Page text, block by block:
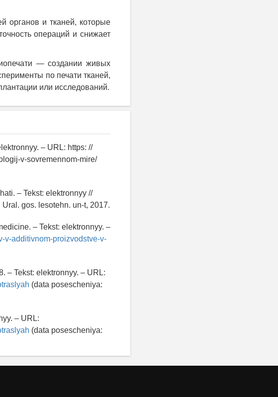
органов и тканей, которые
операций и снижает
— создании живых
по печати тканей,
или исследований.
– URL: https: //
v-sovremennom-mire/
– Tekst: elektronnyy //
gos. lesotehn. un-t, 2017.
– Tekst: elektronnyy. –
v-additivnom-proizvodstve-v-
– Tekst: elektronnyy. – URL:
(data posescheniya:
– URL:
(data posescheniya: